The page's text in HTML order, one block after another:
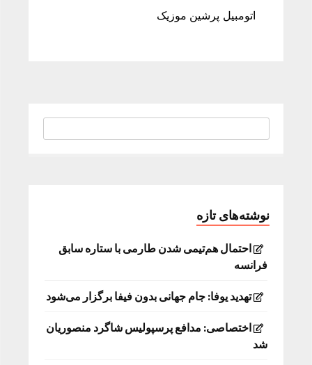
اتومبیل پرشین موزیک
نوشته‌های تازه
احتمال هم‌تیمی شدن طارمی با ستاره سابق
فرانسه
تهدید یوفا: جام جهانی بدون فیفا برگزار می‌شود
اختصاصی: مدافع پرسپولیس شاگرد منصوریان
شد